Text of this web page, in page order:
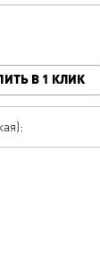
В 1 КЛИК